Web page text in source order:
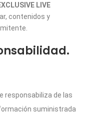
LIVE
contenidos y
responsabiliza de las
suministrada